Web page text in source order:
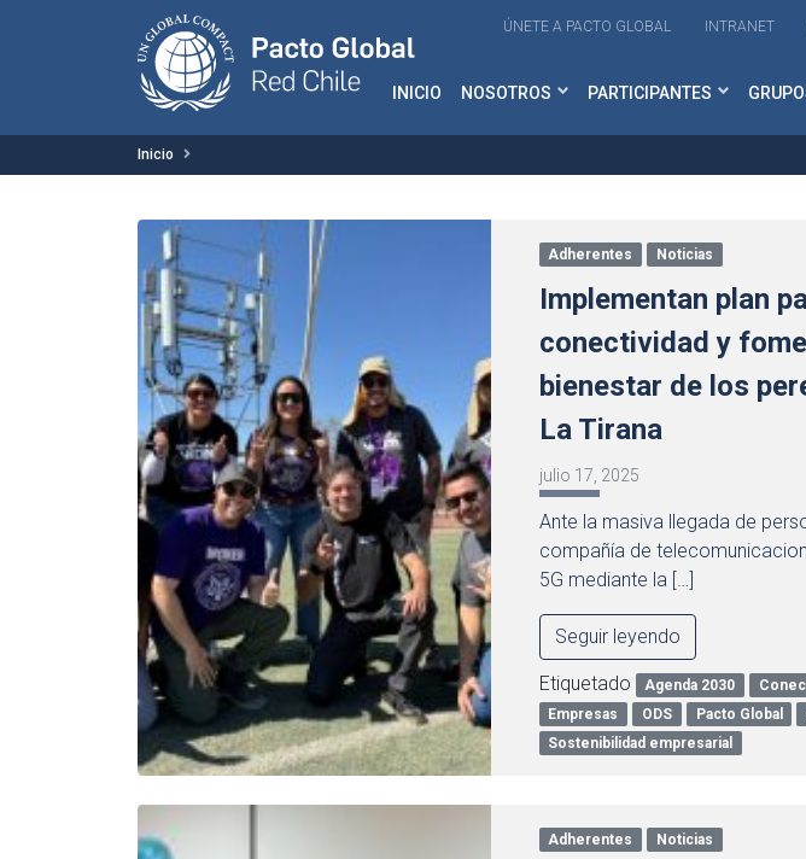
ÚNETE A PACTO GLOBAL INTRANET
INICIO NOSOTROS PARTICIPANTES
Inicio
Adherentes Noticias
Implementan plan
conectividad y
bienestar de los
La Tirana
julio 17, 2025
Ante la masiva llegada de
compañía de
5G mediante la […]
Seguir leyendo
Etiquetado Agenda 2030
Empresas
ODS Pacto Global
Sostenibilidad empresarial
Adherentes Noticias